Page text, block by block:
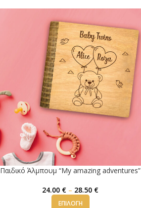
Παιδικό Άλμπουμ “My amazing adventures”
24.00 € – 28.50 €
ΕΠΙΛΟΓΉ